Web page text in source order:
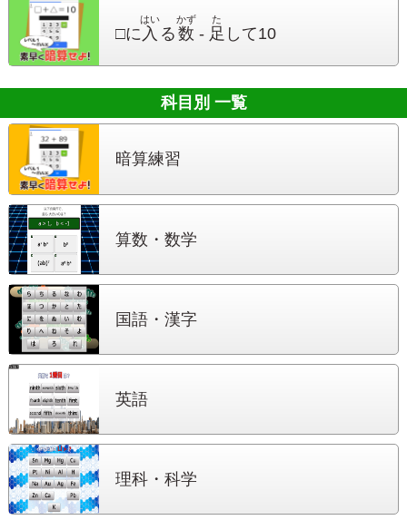
□に入
はい
る 数
かず
- 足
た
して10
科目別 一覧
暗算練習
算数・数学
国語・漢字
英語
理科・科学